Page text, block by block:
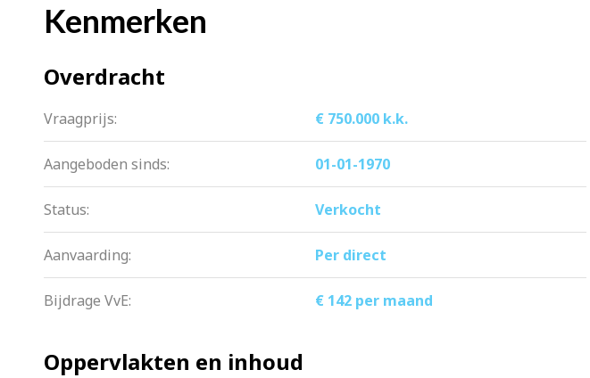
Er bevinden zich 2 in grote variërende slaapkamers in dit
Je auto kan je gemakkelijk, veilig en droog parkeren in de
“De Voortuinen” is gelegen aan het water en aan de rand van
ligging in de rust van een stadspark maar binnen de ring A10
de Albert Heijn op enkele minuten loopafstand en in de buurt
enerzijds een heerlijke groene omgeving en anderzijds de stadse
Kenmerken
Overdracht
Vraagprijs: € 750.000 k.k.
Aangeboden sinds: 01-01-1970
Status: Verkocht
Aanvaarding: Per direct
Bijdrage VvE: € 142 per maand
Oppervlakten en inhoud